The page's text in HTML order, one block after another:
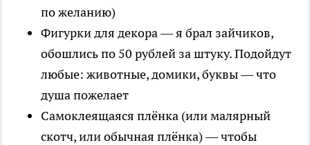
по желанию)
Фигурки для декора — я брал зайчиков,
обошлись по 50 рублей за штуку. Подойдут
любые: животные, домики, буквы — что
душа пожелает
Самоклеящаяся плёнка (или малярный
скотч, или обычная плёнка) — чтобы